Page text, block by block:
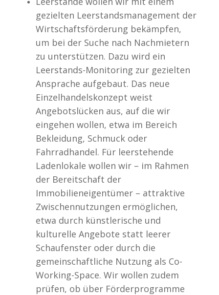
gezielten Leerstandsmanagement der
Wirtschaftsförderung bekämpfen,
um bei der Suche nach Nachmietern
zu unterstützen. Dazu wird ein
Leerstands-Monitoring zur gezielten
Ansprache aufgebaut. Das neue
Einzelhandelskonzept weist
Angebotslücken aus, auf die wir
eingehen wollen, etwa im Bereich
Bekleidung, Schmuck oder
Fahrradhandel. Für leerstehende
Ladenlokale wollen wir – im Rahmen
der Bereitschaft der
Immobilieneigentümer – attraktive
Zwischennutzungen ermöglichen,
etwa durch künstlerische und
kulturelle Angebote statt leerer
Schaufenster oder durch die
gemeinschaftliche Nutzung als Co-
Working-Space. Wir wollen zudem
prüfen, ob über Förderprogramme